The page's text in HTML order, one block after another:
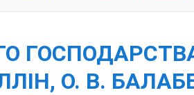
О. В.